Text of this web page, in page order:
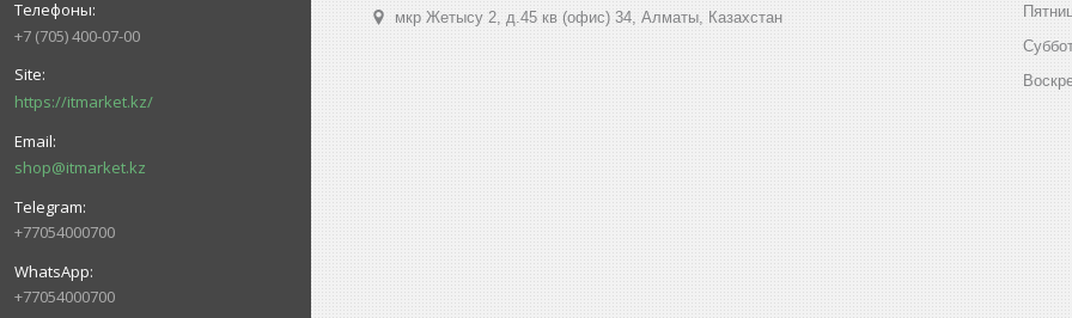
+7 (705) 400-07-00
https://itmarket.kz/
shop@itmarket.kz
+77054000700
+77054000700
мкр Жетысу 2, д.45 кв (офис) 34, Алматы, Казахстан